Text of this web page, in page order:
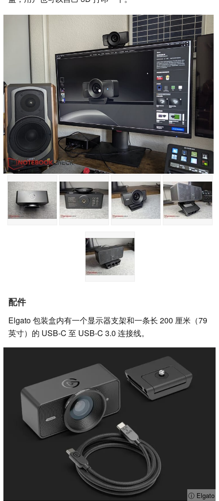
配件
Elgato 包装盒内有一个显示器支架和一条长 200 厘米（79
英寸）的 USB-C 至 USB-C 3.0 连接线。
ⓘ Elgato